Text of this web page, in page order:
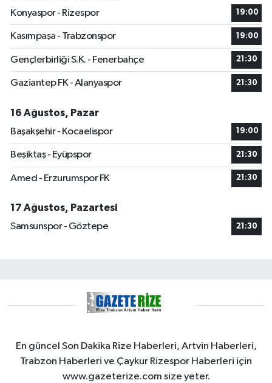
Konyaspor - Rizespor
19:00
Kasımpaşa - Trabzonspor 19:00
Gençlerbirliği S.K. - Fenerbahçe 21:30
Gaziantep FK - Alanyaspor 21:30
16 Ağustos, Pazar
Başakşehir - Kocaelispor
19:00
Beşiktaş - Eyüpspor 21:30
Amed - Erzurumspor FK 21:30
17 Ağustos, Pazartesi
Samsunspor - Göztepe
21:30
En güncel Son Dakika Rize Haberleri, Artvin Haberleri,
Trabzon Haberleri ve Çaykur Rizespor Haberleri için
www.gazeterize.com size yeter.